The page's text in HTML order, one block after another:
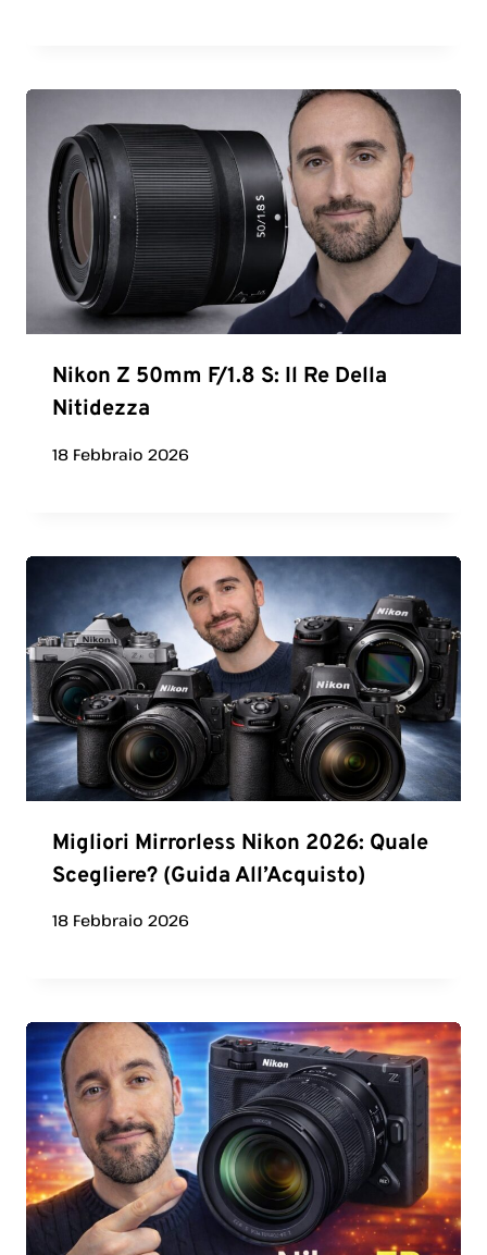
Nikon Z 50mm F/1.8 S: Il Re Della
Nitidezza
18 Febbraio 2026
Migliori Mirrorless Nikon 2026: Quale
Scegliere? (Guida All’Acquisto)
18 Febbraio 2026